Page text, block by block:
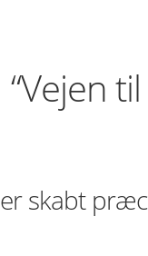
“Vejen
er skabt